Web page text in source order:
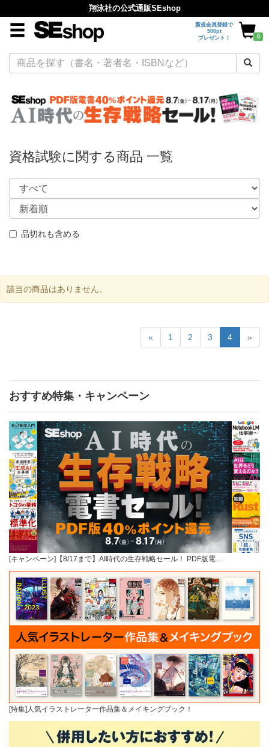
翔泳社の公式通販SEshop
新規会員登録で
500pt
プレゼント！
0
資格試験に関する商品 一覧
品切れも含める
該当の商品はありません。
« 1 2 3 4 »
おすすめ特集・キャンペーン
[キャンペーン]【8/17まで】AI時代の生存戦略セール！ PDF版電…
[特集]人気イラストレーター作品集＆メイキングブック！